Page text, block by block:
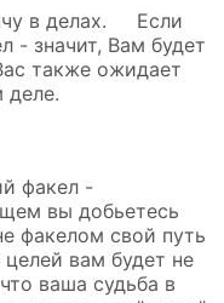
в делах. Если
- значит, Вам будет
также ожидает
деле.
факел -
вы добьетесь
факелом свой путь
вам будет не
ваша судьба в